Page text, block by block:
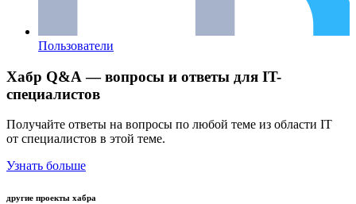
Пользователи
Хабр Q&A — вопросы и ответы для IT-
специалистов
Получайте ответы на вопросы по любой теме из области IT
от специалистов в этой теме.
Узнать больше
другие проекты хабра